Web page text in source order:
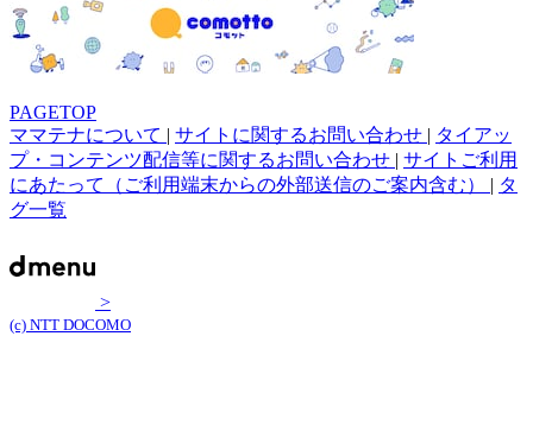
PAGETOP
ママテナについて | サイトに関するお問い合わせ | タイアッ
プ・コンテンツ配信等に関するお問い合わせ | サイトご利用
にあたって（ご利用端末からの外部送信のご案内含む） | タ
グ一覧
>
(c) NTT DOCOMO